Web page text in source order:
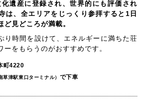
遺産に登録され、世界的にも評価され
は、全エリアをじっくり参拝すると1日
見どころが満載。
り時間を設けて、エネルギーに満ちた荘
ーをもらうのがおすすめです。
町4220
草津駅東口ターミナル） で下車